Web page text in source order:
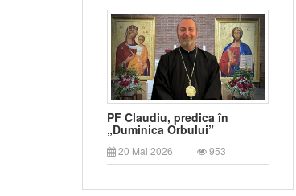
PF Claudiu, predica în
„Duminica Orbului”
20 Mai 2026 953